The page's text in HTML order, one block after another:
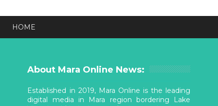
HOME
About Mara Online News:
Established in 2019, Mara Online is the leading
digital media in Mara region bordering Lake